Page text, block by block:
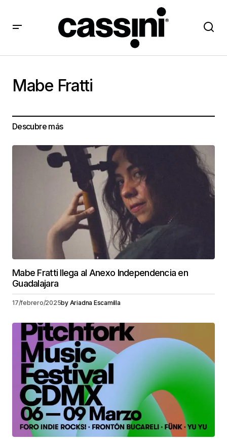
Mabe Fratti
Descubre más
Mabe Fratti llega al Anexo Independencia en
Guadalajara
17/febrero/2025by Ariadna Escamilla